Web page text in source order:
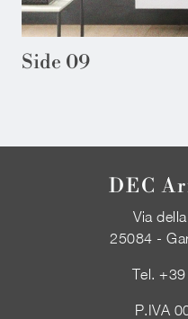
Side 09
DEC
Via
25084 -
Tel.+39
P.IVA